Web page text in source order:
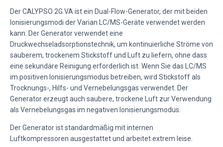
Der CALYPSO 2G.VA ist ein Dual-Flow-Generator, der mit beiden
Ionisierungsmodi der Varian LC/MS-Geräte verwendet werden
kann. Der Generator verwendet eine
Druckwechseladsorptionstechnik, um kontinuierliche Ströme von
sauberem, trockenem Stickstoff und Luft zu liefern, ohne dass
eine sekundäre Reinigung erforderlich ist. Wenn Sie das LC/MS
im positiven Ionisierungsmodus betreiben, wird Stickstoff als
Trocknungs-, Hilfs- und Vernebelungsgas verwendet. Der
Generator erzeugt auch saubere, trockene Luft zur Verwendung
als Vernebelungsgas im negativen Ionisierungsmodus.
Der Generator ist standardmäßig mit internen
Luftkompressoren ausgestattet und arbeitet extrem leise.